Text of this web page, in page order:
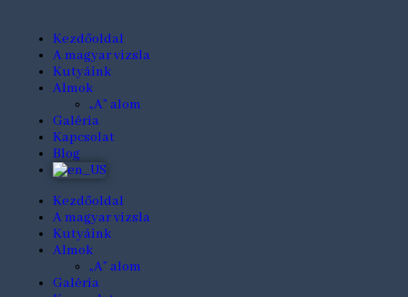
Kezdőoldal
A magyar vizsla
Kutyáink
Almok
„A” alom
Galéria
Kapcsolat
Blog
Kezdőoldal
A magyar vizsla
Kutyáink
Almok
„A” alom
Galéria